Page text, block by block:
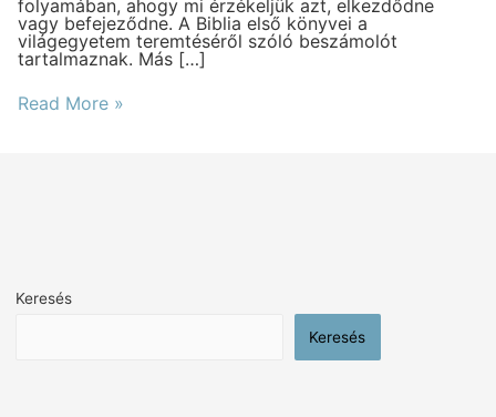
folyamában, ahogy mi érzékeljük azt, elkezdődne
vagy befejeződne. A Biblia első könyvei a
világegyetem teremtéséről szóló beszámolót
tartalmaznak. Más […]
Read More »
Keresés
Keresés